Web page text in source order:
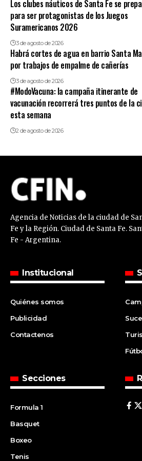
Los clubes náuticos de Santa Fe se
para ser protagonistas de los Juegos
Suramericanos 2026
3 de agosto de 2026
Habrá cortes de agua en barrio Santa
por trabajos de empalme de cañerías
3 de agosto de 2026
#ModoVacuna: la campaña itinerante de
vacunación recorrerá tres puntos de la
esta semana
2 de agosto de 2026
Agencia de Noticias de la ciudad de
Fe y la Región. Ciudad de Santa Fe.
Fe - Argentina.
Institucional
Quiénes somos
Publicidad
Contactenos
Secciones
Formula 1
Basquet
Boxeo
Tenis